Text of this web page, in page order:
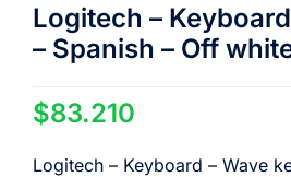
Logitech –
– Spanish – Off
$83.210
Logitech – Keyboard – Wave